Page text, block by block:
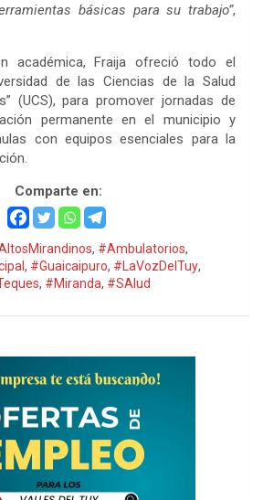
básicas para su trabajo”,
académica, Fraija ofreció todo el
de las Ciencias de la Salud
(UCS), para promover jornadas de
permanente en el municipio y
con equipos esenciales para la
Comparte en:
, #Ambulatorios,
, #Guaicaipuro, #LaVozDelTuy,
, #Miranda, #SAlud